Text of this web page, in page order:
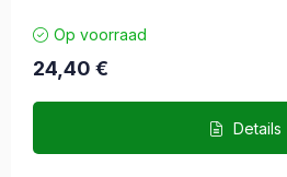
Op voorraad
24,40 €
Details